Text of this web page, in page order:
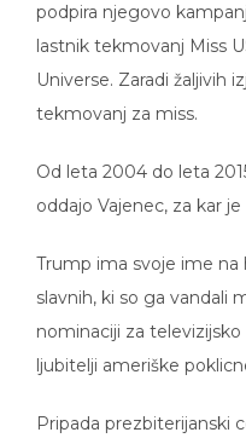
podpira njegovo
lastnik tekmovanj Miss
Universe. Zaradi žaljivih
tekmovanj za miss.
Od leta 2004 do leta
oddajo Vajenec, za kar
Trump ima svoje ime
slavnih, ki so ga vandali
nominaciji za
ljubitelji ameriške
Pripada prezbiterijanski